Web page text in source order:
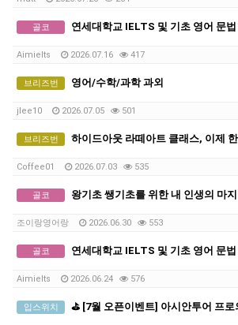
골코 연세대학교 IELTS 및 기초 영어 문법 회
Aimielts 2026.07.16 417
브리즈번 영어/수학/과학 과외
jlee10 2026.07.05 501
브리즈번 하이드아웃 라떼아트 클래스, 이제 한국어로 배웁니다 ☕ 그룹
Coffee01 2026.07.03 535
골코 왕기초 쌩기초를 위한 내 인생의 마지막 과외 (열심히 하실
조이랑영어랑 2026.06.30 553
골코 연세대학교 IELTS 및 기초 영어 문법 회
Aimielts 2026.06.24 576
입스위치 ⛳ [7월 오픈이벤트] 아시안투어 프로의 프라이빗 골프 레슨 (선착